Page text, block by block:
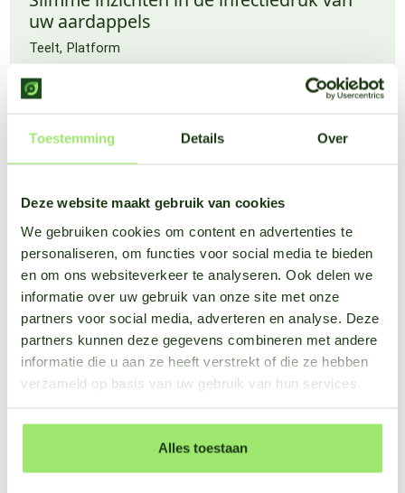
Toestemming Details Over
Deze website maakt gebruik van cookies
We gebruiken cookies om content en advertenties te
personaliseren, om functies voor social media te bieden
en om ons websiteverkeer te analyseren. Ook delen we
informatie over uw gebruik van onze site met onze
partners voor social media, adverteren en analyse. Deze
partners kunnen deze gegevens combineren met andere
informatie die u aan ze heeft verstrekt of die ze hebben
verzameld op basis van uw gebruik van hun services.
Alles toestaan
uw aardappels
Teelt Platform
Even voorstellen: Joost Nieveen